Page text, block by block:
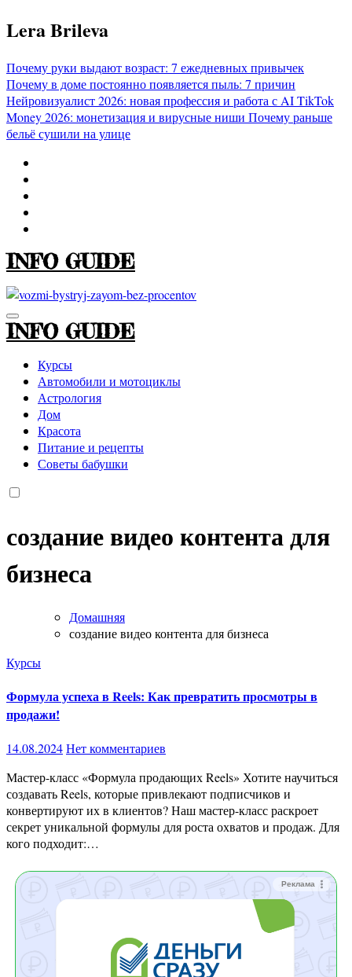
Перейти
к
Lera Brileva
Почему руки выдают возраст: 7 ежедневных привычек
Почему в доме постоянно появляется пыль: 7 причин
Нейровизуалист 2026: новая профессия и работа с AITikTok
Money 2026: монетизация и вирусные ниши Почему раньше
бельё сушили на улице
INFO GUIDE
INFO GUIDE
Курсы
Автомобили и мотоциклы
Астрология
Дом
Красота
Питание и рецепты
Советы бабушки
создание видео контента для
бизнеса
Домашняя
создание видео контента для бизнеса
Курсы
Формула успеха в Reels: Как превратить просмотры в
продажи!
14.08.2024Нет комментариев
Мастер-класс «Формула продающих Reels» Хотите научиться
создавать Reels, которые привлекают подписчиков и
конвертируют их в клиентов? Наш мастер-класс раскроет
секрет уникальной формулы для роста охватов и продаж. Для
кого подходит:…
Реклама